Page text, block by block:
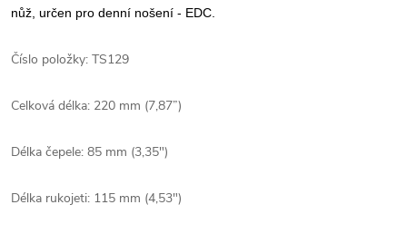
nůž, určen pro denní nošení - EDC.
Číslo položky: TS129
Celková délka: 220 mm (7,87”)
Délka čepele: 85 mm (3,35")
Délka rukojeti: 115 mm (4,53")